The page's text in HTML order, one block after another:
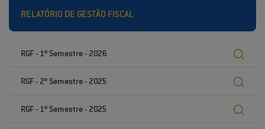
RELATÓRIO DE GESTÃO FISCAL
RGF - 1º Semestre - 2026
RGF - 2º Semestre - 2025
RGF - 1º Semestre - 2025